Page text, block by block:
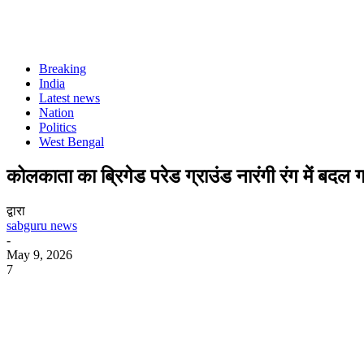
Breaking
India
Latest news
Nation
Politics
West Bengal
कोलकाता का ब्रिगेड परेड ग्राउंड नारंगी रंग में बदल
द्वारा
sabguru news
-
May 9, 2026
7